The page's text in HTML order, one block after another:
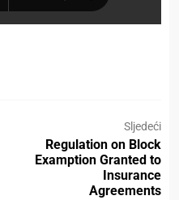
Sljedeći
Regulation on Block
Examption Granted to
Insurance
Agreements